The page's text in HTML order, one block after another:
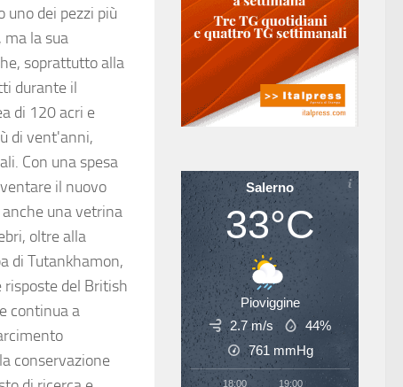
dei pezzi più
ma la sua
soprattutto alla
durante il
di 120 acri e
di vent'anni,
Con una spesa
il nuovo
una vetrina
oltre alla
di Tutankhamon,
del British
continua a
conservazione
Salerno
33°C
Pioviggine
2.7 m/s
44%
761 mmHg
18:00 19:00 20:00